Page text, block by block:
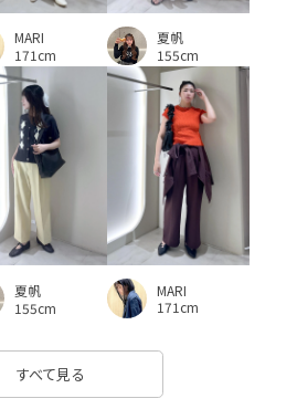
MARI
171cm
夏帆
155cm
夏帆
155cm
MARI
171cm
すべて見る